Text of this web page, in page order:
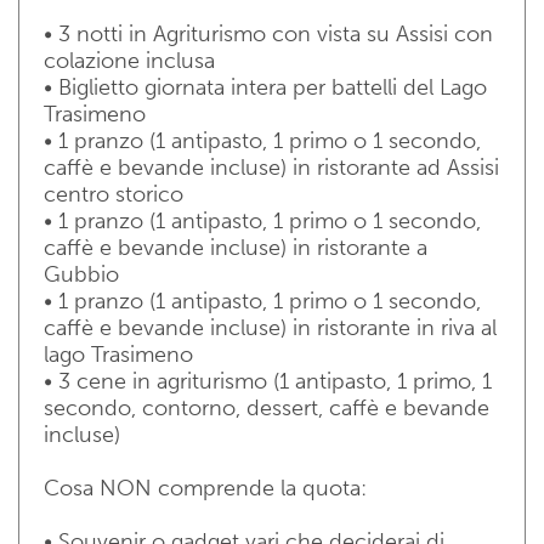
Agriturismo nella valle di Assisi
19:00 Cena in Agriturismo
Agriturismo nella valle di Assisi
• 3 notti in Agriturismo con vista su Assisi con
colazione inclusa
• Biglietto giornata intera per battelli del Lago
Trasimeno
• 1 pranzo (1 antipasto, 1 primo o 1 secondo,
caffè e bevande incluse) in ristorante ad Assisi
centro storico
• 1 pranzo (1 antipasto, 1 primo o 1 secondo,
caffè e bevande incluse) in ristorante a
Gubbio
• 1 pranzo (1 antipasto, 1 primo o 1 secondo,
caffè e bevande incluse) in ristorante in riva al
lago Trasimeno
• 3 cene in agriturismo (1 antipasto, 1 primo, 1
secondo, contorno, dessert, caffè e bevande
incluse)
Cosa NON comprende la quota: